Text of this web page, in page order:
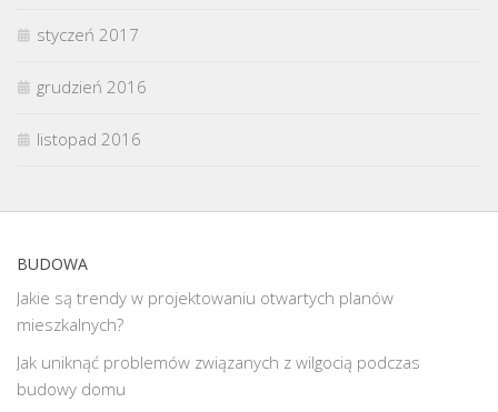
styczeń 2017
grudzień 2016
listopad 2016
BUDOWA
Jakie są trendy w projektowaniu otwartych planów
mieszkalnych?
Jak uniknąć problemów związanych z wilgocią podczas
budowy domu